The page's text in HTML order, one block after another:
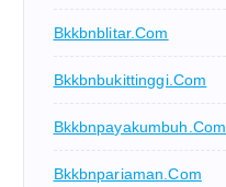
Bkkbnblitar.com
Bkkbnbukittinggi.com
Bkkbnpayakumbuh.com
Bkkbnpariaman.com